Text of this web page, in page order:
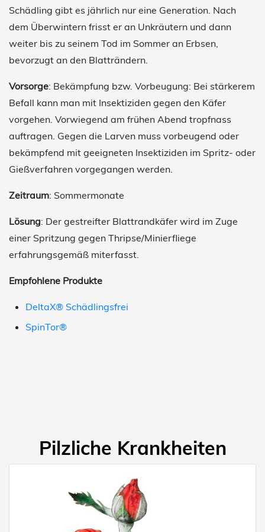
Schädling gibt es jährlich nur eine Generation. Nach
dem Überwintern frisst er an Unkräutern und dann
weiter bis zu seinem Tod im Sommer an Erbsen,
bevorzugt an den Blatträndern.
Vorsorge: Bekämpfung bzw. Vorbeugung: Bei stärkerem
Befall kann man mit Insektiziden gegen den Käfer
vorgehen. Vorwiegend am frühen Abend tropfnass
auftragen. Gegen die Larven muss vorbeugend oder
bekämpfend mit geeigneten Insektiziden im Spritz- oder
Gießverfahren vorgegangen werden.
Zeitraum: Sommermonate
Lösung: Der gestreifter Blattrandkäfer wird im Zuge
einer Spritzung gegen Thripse/Minierfliege
erfahrungsgemäß miterfasst.
Empfohlene Produkte
DeltaX® Schädlingsfrei
SpinTor®
Pilzliche Krankheiten